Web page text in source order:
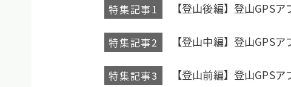
特集記事1 【登山後編】登山GPS
特集記事2 【登山中編】登山GPS
特集記事3 【登山前編】登山GPS